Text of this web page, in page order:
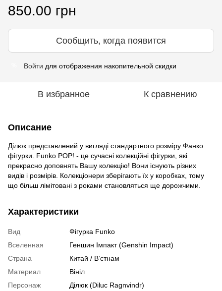
850.00 грн
Сообщить, когда появится
Войти для отображения накопительной скидки
В избранное К сравнению
Описание
Ділюк представлений у вигляді стандартного розміру Фанко
фігурки. Funko POP! - це сучасні колекційні фігурки, які
прекрасно доповнять Вашу колекцію! Вони існують різних
видів і розмірів. Колекціонери зберігають їх у коробках, тому
що більш лімітовані з роками становляться ще дорожчими.
Характеристики
Вид
Фігурка Funko
Вселенная
Геншин Імпакт (Genshin Impact)
Страна
Китай / В’єтнам
Материал
Вініл
Персонаж
Ділюк (Diluc Ragnvindr)